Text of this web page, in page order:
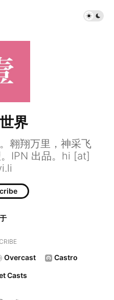
界
翱翔万里，神采飞
IPN 出品。hi [at]
Overcast Castro
Casts